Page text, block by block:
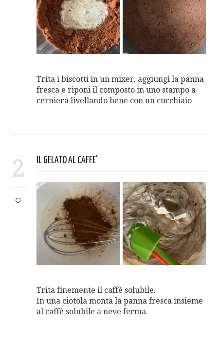
Trita i biscotti in un mixer, aggiungi la panna
fresca e riponi il composto in uno stampo a
cerniera livellando bene con un cucchiaio
2 IL GELATO AL CAFFE'
Trita finemente il caffè solubile.
In una ciotola monta la panna fresca insieme
al caffè solubile a neve ferma.